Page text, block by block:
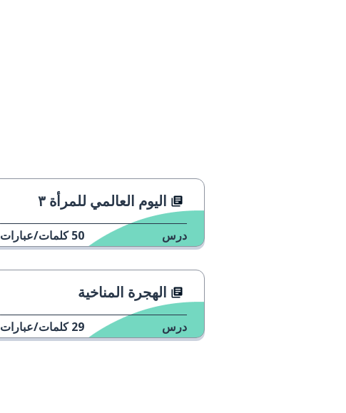
plus أكثر؛ ليس بعد الآن
selon حسب؛ وفقاً ل
souvent
attribuer خصصَ
اليوم العالمي للمرأة ٣
درس 50 كلمات/عبارات
الهجرة المناخية
درس 29 كلمات/عبارات